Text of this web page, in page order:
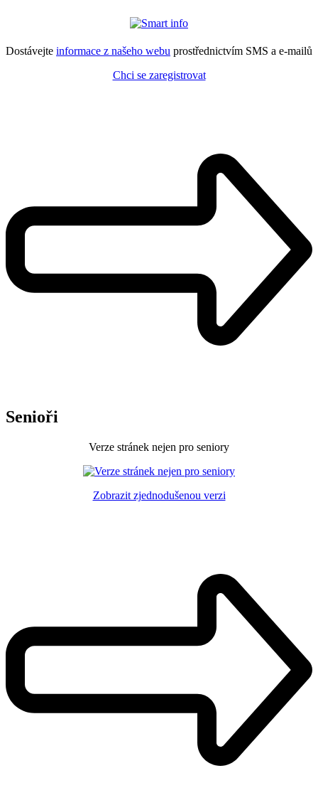
Dostávejte informace z našeho webu prostřednictvím SMS a e-mailů
Chci se zaregistrovat
Senioři
Verze stránek nejen pro seniory
Zobrazit zjednodušenou verzi